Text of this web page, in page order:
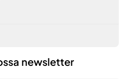
newsletter